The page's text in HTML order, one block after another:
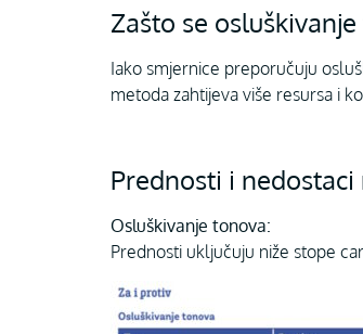
Zašto se
Iako smjernice preporučuju
metoda zahtijeva više resursa i
Prednosti i nedostaci
Osluškivanje tonova:
Prednosti uključuju niže stope